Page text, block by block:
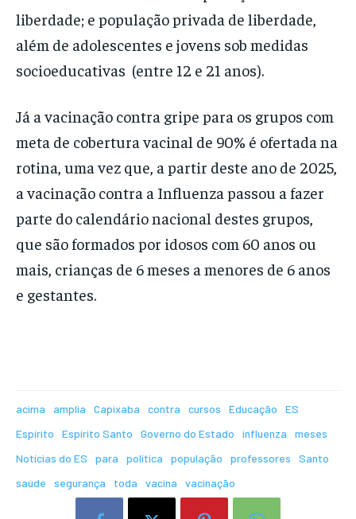
liberdade; e população privada de liberdade,
além de adolescentes e jovens sob medidas
socioeducativas (entre 12 e 21 anos).
Já a vacinação contra gripe para os grupos com
meta de cobertura vacinal de 90% é ofertada na
rotina, uma vez que, a partir deste ano de 2025,
a vacinação contra a Influenza passou a fazer
parte do calendário nacional destes grupos,
que são formados por idosos com 60 anos ou
mais, crianças de 6 meses a menores de 6 anos
e gestantes.
acima amplia Capixaba contra cursos Educação
ES
Espírito
Espírito Santo Governo do Estado influenza
meses
Notícias do ES
para política população professores
Santo
saúde
segurança toda vacina vacinação